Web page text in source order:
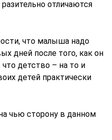
отличаются
что малыша надо
дней после того, как он
детство – на то и
детей практически
чью сторону в данном